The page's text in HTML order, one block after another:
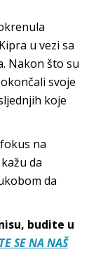
u vezi sa
Nakon što su
svoje
koje
na
da
da
budite u
SE NA NAŠ